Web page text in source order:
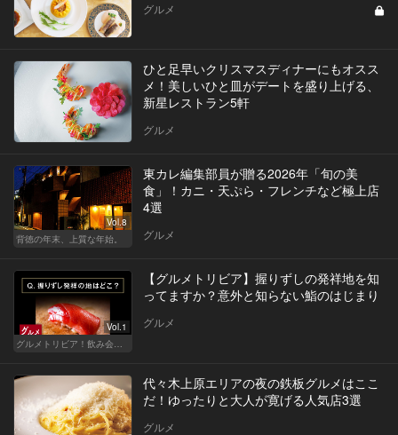
グルメ
ひと足早いクリスマスディナーにもオスス
メ！美しいひと皿がデートを盛り上げる、
新星レストラン5軒
グルメ
Vol.8
背徳の年末、上質な年始。
東カレ編集部員が贈る2026年「旬の美
食」！カニ・天ぷら・フレンチなど極上店
4選
グルメ
Vol.1
【グルメトリビア】握りずしの発祥地を知
ってますか？意外と知らない鮨のはじまり
グルメ
代々木上原エリアの夜の鉄板グルメはここ
だ！ゆったりと大人が寛げる人気店3選
グルメ